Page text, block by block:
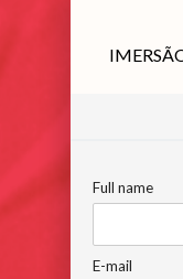
Full name
E-mail